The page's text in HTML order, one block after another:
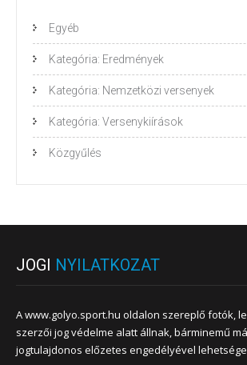
Egyéb
Kategória: Eredmények
Kategória: Nemzetközi versenyek
Kategória: Versenykiírások
Közgyűlés
JOGI NYILATKOZAT
A www.golyo.sport.hu oldalon szereplő fotók,
szerzői jog védelme alatt állnak, bárminemű
jogtulajdonos előzetes engedélyével